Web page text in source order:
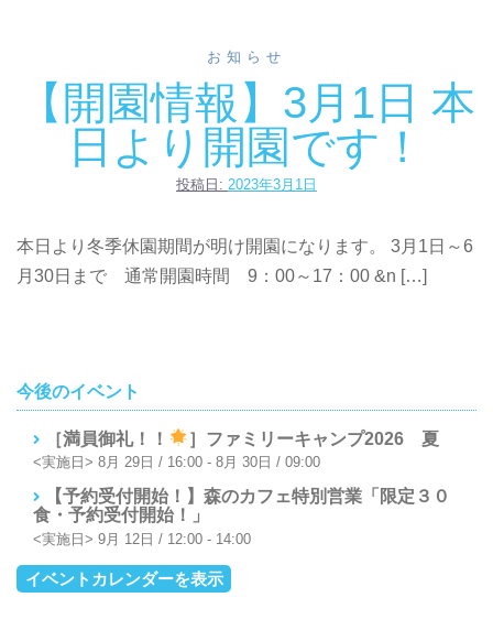
お知らせ
【開園情報】3月1日 本
日より開園です！
投稿日: 2023年3月1日
本日より冬季休園期間が明け開園になります。 3月1日～6
月30日まで 通常開園時間 9：00～17：00 &n […]
今後のイベント
［満員御礼！！ ］ファミリーキャンプ2026 夏
8月 29日 / 16:00 - 8月 30日 / 09:00
【予約受付開始！】森のカフェ特別営業「限定３０
食・予約受付開始！」
9月 12日 / 12:00 - 14:00
イベントカレンダーを表示